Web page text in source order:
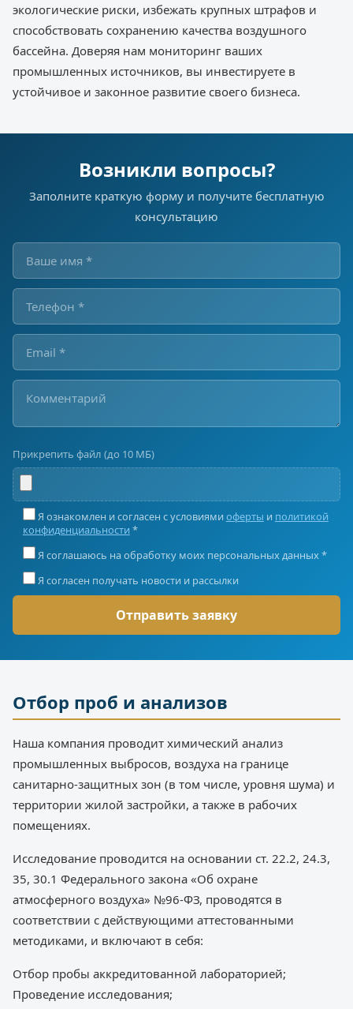
экологические риски, избежать крупных штрафов и
способствовать сохранению качества воздушного
бассейна. Доверяя нам мониторинг ваших
промышленных источников, вы инвестируете в
устойчивое и законное развитие своего бизнеса.
Возникли вопросы?
Заполните краткую форму и получите бесплатную
консультацию
Прикрепить файл (до 10 МБ)
Я ознакомлен и согласен с условиями оферты и политикой
конфиденциальности *
Я соглашаюсь на обработку моих персональных данных *
Я согласен получать новости и рассылки
Отбор проб и анализов
Наша компания проводит химический анализ
промышленных выбросов, воздуха на границе
санитарно-защитных зон (в том числе, уровня шума) и
территории жилой застройки, а также в рабочих
помещениях.
Исследование проводится на основании ст. 22.2, 24.3,
35, 30.1 Федерального закона «Об охране
атмосферного воздуха» №96-ФЗ, проводятся в
соответствии с действующими аттестованными
методиками, и включают в себя:
Отбор пробы аккредитованной лабораторией;
Проведение исследования;